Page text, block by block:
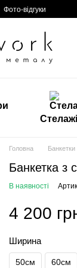
Фото-відгуки
Стелажі
Головна Банкетки
Банкетка з
В наявності
4 200
Ширина
50см 60см